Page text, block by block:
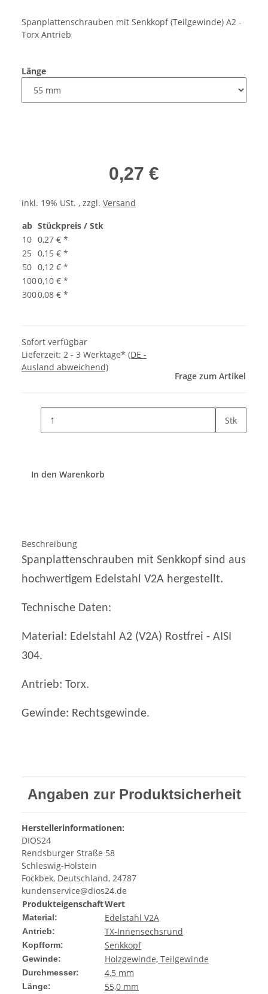
Spanplattenschrauben mit Senkkopf (Teilgewinde) A2 -
Torx Antrieb
Länge
0,27 €
inkl. 19% USt. , zzgl. Versand
ab Stückpreis / Stk
10 0,27 € *
25 0,15 € *
50 0,12 € *
1000,10 € *
3000,08 € *
Sofort verfügbar
Lieferzeit: 2 - 3 Werktage* (DE -
Ausland abweichend)
Frage zum Artikel
Stk
In den Warenkorb
Beschreibung
Spanplattenschrauben mit Senkkopf sind aus
hochwertigem Edelstahl V2A hergestellt.
Technische Daten:
Material: Edelstahl A2 (V2A) Rostfrei - AISI
304.
Antrieb: Torx.
Gewinde: Rechtsgewinde.
Angaben zur Produktsicherheit
Herstellerinformationen:
DIOS24
Rendsburger Straße 58
Schleswig-Holstein
Fockbek, Deutschland, 24787
kundenservice@dios24.de
ProdukteigenschaftWert
Material: Edelstahl V2A
Antrieb: TX-Innensechsrund
Kopfform: Senkkopf
Gewinde: Holzgewinde, Teilgewinde
Durchmesser: 4,5 mm
Länge: 55,0 mm